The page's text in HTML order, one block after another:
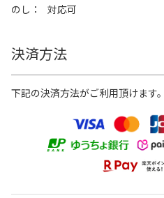
のし
対応可
決済方法
下記の決済方法がご利用頂けます。